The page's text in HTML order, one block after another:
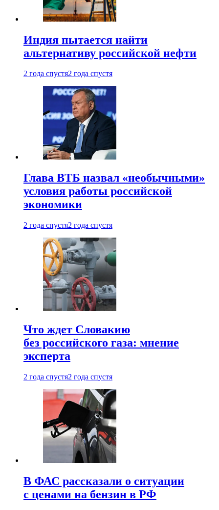
Индия пытается найти
альтернативу российской нефти
2 года спустя2 года спустя
Глава ВТБ назвал «необычными»
условия работы российской
экономики
2 года спустя2 года спустя
Что ждет Словакию
без российского газа: мнение
эксперта
2 года спустя2 года спустя
В ФАС рассказали о ситуации
с ценами на бензин в РФ